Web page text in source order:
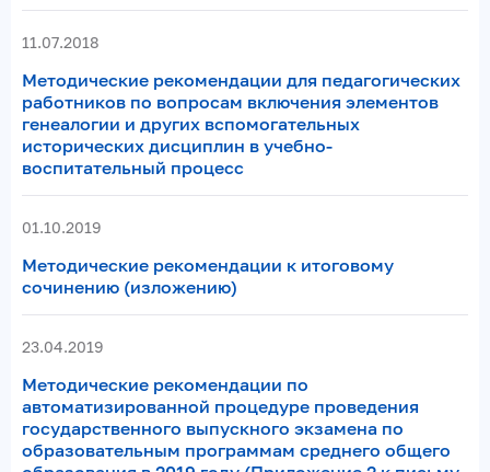
11.07.2018
Методические рекомендации для педагогических
работников по вопросам включения элементов
генеалогии и других вспомогательных
исторических дисциплин в учебно-
воспитательный процесс
01.10.2019
Методические рекомендации к итоговому
сочинению (изложению)
23.04.2019
Методические рекомендации по
автоматизированной процедуре проведения
государственного выпускного экзамена по
образовательным программам среднего общего